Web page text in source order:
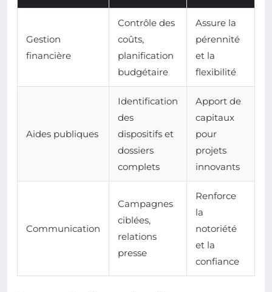
Gestion
financière
Contrôle des
coûts,
planification
budgétaire
Assure la
pérennité
et la
flexibilité
Aides publiques
Identification
des
dispositifs et
dossiers
complets
Apport de
capitaux
pour
projets
innovants
Communication
Campagnes
ciblées,
relations
presse
Renforce
la
notoriété
et la
confiance